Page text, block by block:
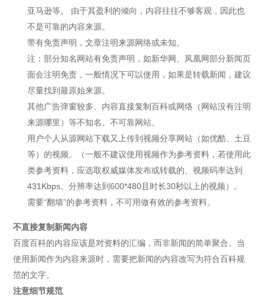
亚马逊等。 由于其盈利的倾向，内容往往不够客观，因此也
不是可靠的内容来源。
带有免责声明，文章注明来源网络或未知。
注：部分知名网站有免责声明，如新华网、凤凰网部分新闻页
面会注明免责，一般情况下可以使用，如果是转载新闻，建议
尽量找到最原始来源。
其他广告弹窗较多、内容直接复制百科或网络（网站没有注明
来源哪里）等不知名、不可靠网站。
用户个人从源网站下载又上传到视频分享网站（如优酷、土豆
等）的视频。（一般不建议使用视频作为参考资料，若使用此
类参考资料，应选取权威媒体发布或转载的、视频码率达到
431Kbps、分辨率达到600*480且时长30秒以上的视频）。
需要“翻墙”的参考资料，不可用做有效的参考资料。
不直接复制新闻内容
百度百科的内容应该是对资料的汇编，而非新闻的简单聚合。当
使用新闻作为内容来源时，需要把新闻的内容改写为符合百科规
范的文字。
注意细节规范